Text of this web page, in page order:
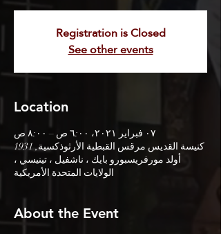
Registration is Closed
See other events
Location
٠٧ فبراير ٢٠٢١، ٦:٠٠ ص – ٨:٠٠ ص
كنيسة القديس مرقس القبطية الأرثوذكسية, 1931
أولد مورفريسبورو بايك ، ناشفيل ، تينيسي ،
الولايات المتحدة الأمريكية
About the Event